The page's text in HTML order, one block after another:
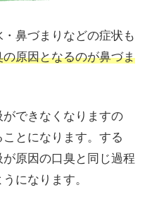
鼻づまりなどの症状も
の原因となるのが鼻づま
できなくなりますの
とになります。する
原因の口臭と同じ過程
になります。